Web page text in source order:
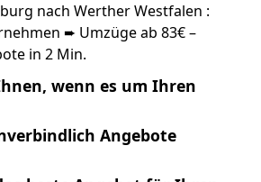
nach Werther Westfalen :
➨ Umzüge ab 83€ –
in 2 Min.
wenn es um Ihren
Angebote